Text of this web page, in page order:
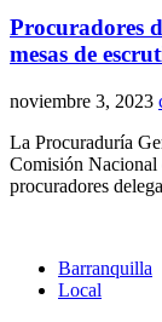
Procuradores
mesas de
noviembre 3, 2023
La Procuraduría
Comisión
procuradores
Barranquilla
Local